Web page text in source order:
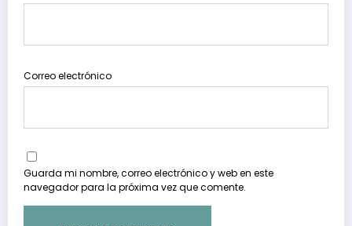
Correo electrónico
Guarda mi nombre, correo electrónico y web en este
navegador para la próxima vez que comente.